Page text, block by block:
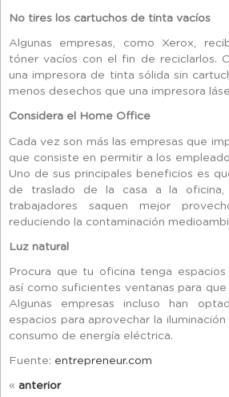
No tires los cartuchos de tinta vacíos
Algunas empresas, como Xerox,
tóner vacíos con el fin de reciclarlos.
una impresora de tinta sólida sin
menos desechos que una impresora
Considera el Home Office
Cada vez son más las empresas que
que consiste en permitir a los
Uno de sus principales beneficios es
de traslado de la casa a la oficina,
trabajadores saquen mejor
reduciendo la contaminación
Luz natural
Procura que tu oficina tenga
así como suficientes ventanas para
Algunas empresas incluso han
espacios para aprovechar la
consumo de energía eléctrica.
Fuente: entrepreneur.com
« anterior